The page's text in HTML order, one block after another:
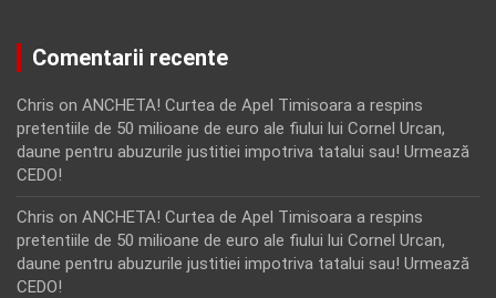
Comentarii recente
Chris on ANCHETA! Curtea de Apel Timisoara a respins
pretentiile de 50 milioane de euro ale fiului lui Cornel Urcan,
daune pentru abuzurile justitiei impotriva tatalui sau! Urmează
CEDO!
Chris on ANCHETA! Curtea de Apel Timisoara a respins
pretentiile de 50 milioane de euro ale fiului lui Cornel Urcan,
daune pentru abuzurile justitiei impotriva tatalui sau! Urmează
CEDO!